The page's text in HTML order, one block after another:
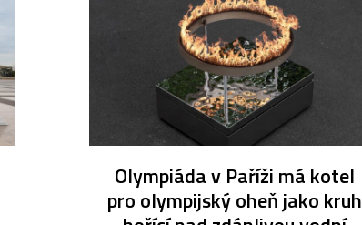
Olympiáda v Paříži má kotel
pro olympijský oheň jako kruh